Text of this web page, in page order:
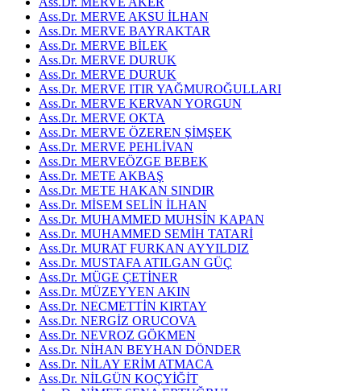
Ass.Dr. MERVE AKSU İLHAN
Ass.Dr. MERVE BAYRAKTAR
Ass.Dr. MERVE BİLEK
Ass.Dr. MERVE DURUK
Ass.Dr. MERVE DURUK
Ass.Dr. MERVE ITIR YAĞMUROĞULLARI
Ass.Dr. MERVE KERVAN YORGUN
Ass.Dr. MERVE OKTA
Ass.Dr. MERVE ÖZEREN ŞİMŞEK
Ass.Dr. MERVE PEHLİVAN
Ass.Dr. MERVEÖZGE BEBEK
Ass.Dr. METE AKBAŞ
Ass.Dr. METE HAKAN SINDIR
Ass.Dr. MİSEM SELİN İLHAN
Ass.Dr. MUHAMMED MUHSİN KAPAN
Ass.Dr. MUHAMMED SEMİH TATARİ
Ass.Dr. MURAT FURKAN AYYILDIZ
Ass.Dr. MUSTAFA ATILGAN GÜÇ
Ass.Dr. MÜGE ÇETİNER
Ass.Dr. MÜZEYYEN AKIN
Ass.Dr. NECMETTİN KIRTAY
Ass.Dr. NERGİZ ORUCOVA
Ass.Dr. NEVROZ GÖKMEN
Ass.Dr. NİHAN BEYHAN DÖNDER
Ass.Dr. NİLAY ERİM ATMACA
Ass.Dr. NİLGÜN KOÇYİĞİT